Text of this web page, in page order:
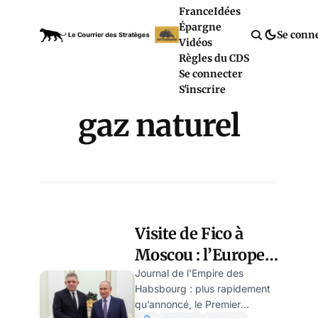
FranceIdées
Épargne
Vidéos
Règles du CDS
Se connecter
S'inscrire
Se
gaz naturel
Visite de Fico à
Moscou : l’Europe
de l’Est divise-t-
elle l’UE ? par
Journal de l’Empire des
Habsbourg : plus rapidement
qu’annoncé, le Premier